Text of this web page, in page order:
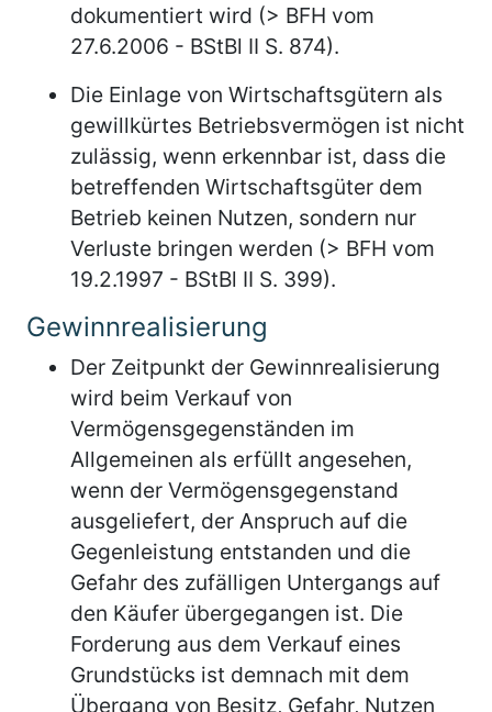
dokumentiert wird (> BFH vom
27.6.2006 - BStBl II S. 874).
Die Einlage von Wirtschaftsgütern als
gewillkürtes Betriebsvermögen ist nicht
zulässig, wenn erkennbar ist, dass die
betreffenden Wirtschaftsgüter dem
Betrieb keinen Nutzen, sondern nur
Verluste bringen werden (> BFH vom
19.2.1997 - BStBl II S. 399).
Gewinnrealisierung
Der Zeitpunkt der Gewinnrealisierung
wird beim Verkauf von
Vermögensgegenständen im
Allgemeinen als erfüllt angesehen,
wenn der Vermögensgegenstand
ausgeliefert, der Anspruch auf die
Gegenleistung entstanden und die
Gefahr des zufälligen Untergangs auf
den Käufer übergegangen ist. Die
Forderung aus dem Verkauf eines
Grundstücks ist demnach mit dem
Übergang von Besitz, Gefahr, Nutzen